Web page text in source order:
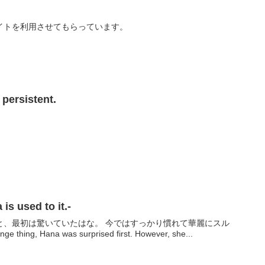
を利用させてもらっています。
persistent.
is used to it.-
最初は驚いていたはな。 今ではすっかり慣れて華麗にスル
thing, Hana was surprised first. However, she...